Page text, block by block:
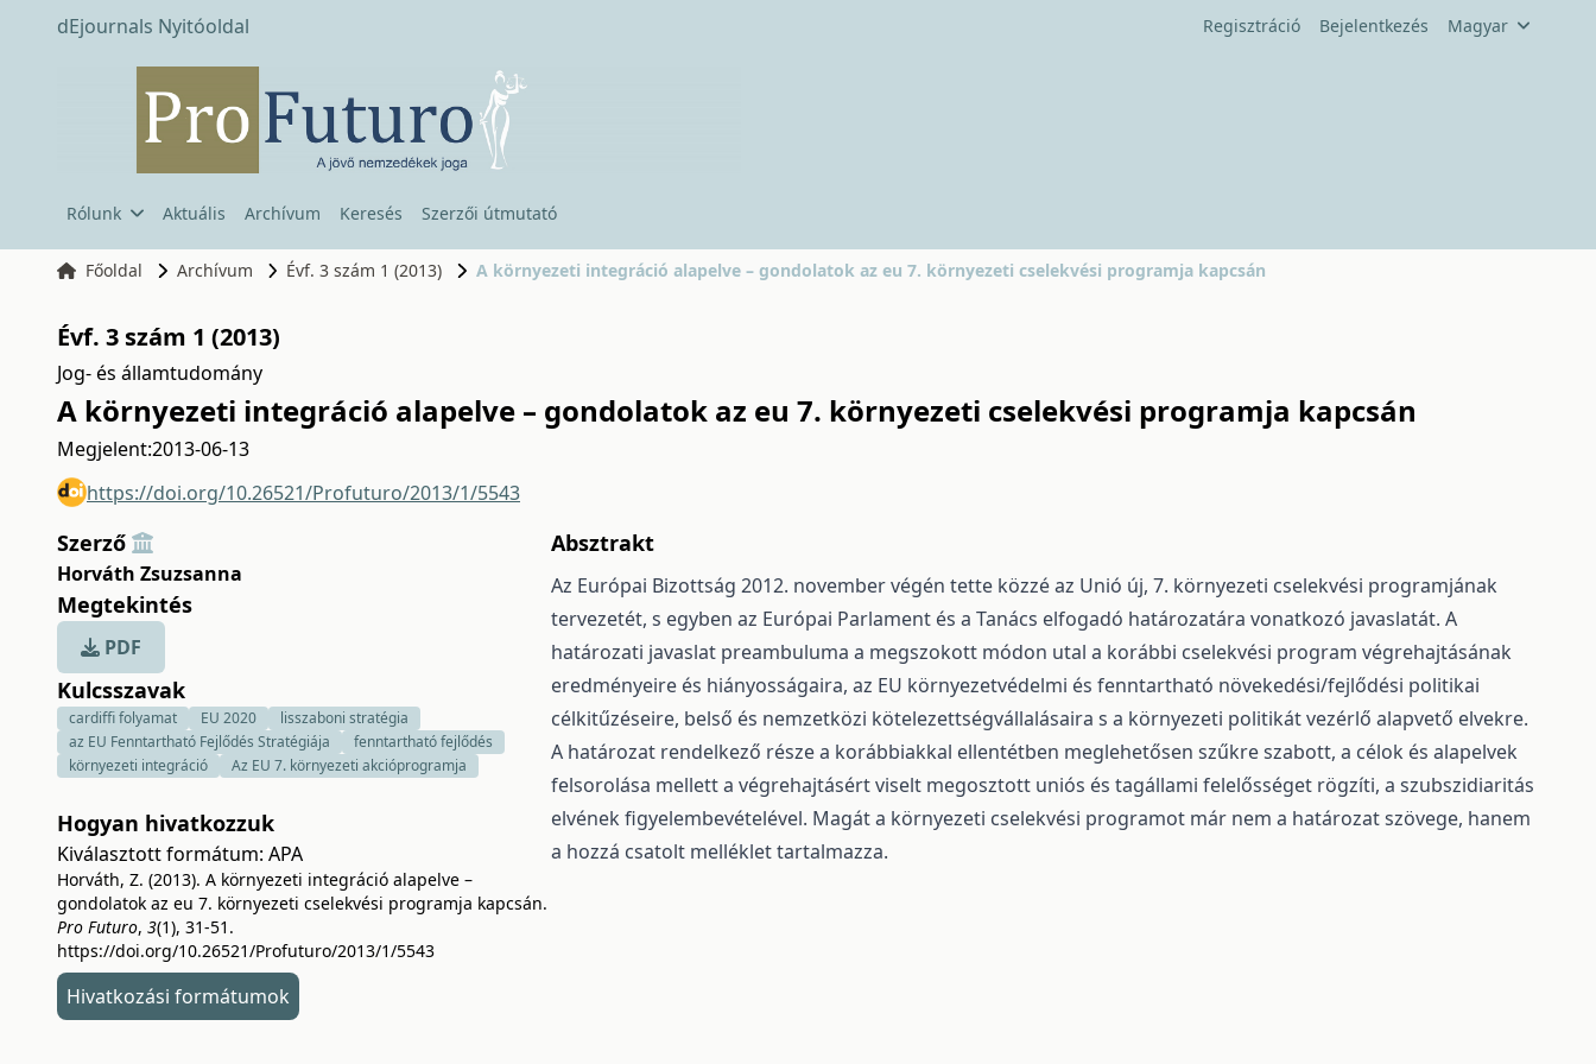
dEjournals Nyitóoldal Regisztráció Bejelentkezés Magyar
Rólunk Aktuális Archívum Keresés Szerzői útmutató
Főoldal Archívum Évf. 3 szám 1 (2013) A környezeti integráció alapelve – gondolatok az eu 7. környezeti cselekvési programja kapcsán
Évf. 3 szám 1 (2013)
Jog- és államtudomány
A környezeti integráció alapelve – gondolatok az eu 7. környezeti cselekvési programja kapcsán
Megjelent:2013-06-13
https://doi.org/10.26521/Profuturo/2013/1/5543
Szerző
Horváth Zsuzsanna
Megtekintés
PDF
Kulcsszavak
cardiffi folyamat EU 2020
lisszaboni stratégia
az EU Fenntartható Fejlődés Stratégiája
fenntartható fejlődés
környezeti integráció
Az EU 7. környezeti akcióprogramja
Hogyan hivatkozzuk
Kiválasztott formátum: APA
Horváth, Z. (2013). A környezeti integráció alapelve –
gondolatok az eu 7. környezeti cselekvési programja kapcsán.
Pro Futuro, 3(1), 31-51.
https://doi.org/10.26521/Profuturo/2013/1/5543
Hivatkozási formátumok
Absztrakt
Az Európai Bizottság 2012. november végén tette közzé az Unió új, 7. környezeti cselekvési programjának
tervezetét, s egyben az Európai Parlament és a Tanács elfogadó határozatára vonatkozó javaslatát. A
határozati javaslat preambuluma a megszokott módon utal a korábbi cselekvési program végrehajtásának
eredményeire és hiányosságaira, az EU környezetvédelmi és fenntartható növekedési/fejlődési politikai
célkitűzéseire, belső és nemzetközi kötelezettségvállalásaira s a környezeti politikát vezérlő alapvető elvekre.
A határozat rendelkező része a korábbiakkal ellentétben meglehetősen szűkre szabott, a célok és alapelvek
felsorolása mellett a végrehajtásért viselt megosztott uniós és tagállami felelősséget rögzíti, a szubszidiaritás
elvének figyelembevételével. Magát a környezeti cselekvési programot már nem a határozat szövege, hanem
a hozzá csatolt melléklet tartalmazza.